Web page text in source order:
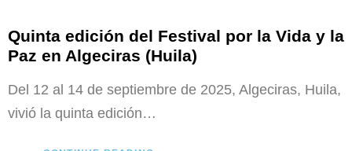
Quinta edición del Festival por la Vida y la
Paz en Algeciras (Huila)
Del 12 al 14 de septiembre de 2025, Algeciras, Huila,
vivió la quinta edición…